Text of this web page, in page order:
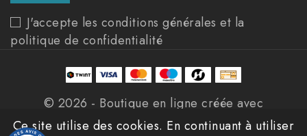
J'accepte les conditions générales et la
politique de confidentialité
Ce site utilise des cookies. En continuant à utiliser
© 2026 - Boutique en ligne créée avec
PrestaShop™